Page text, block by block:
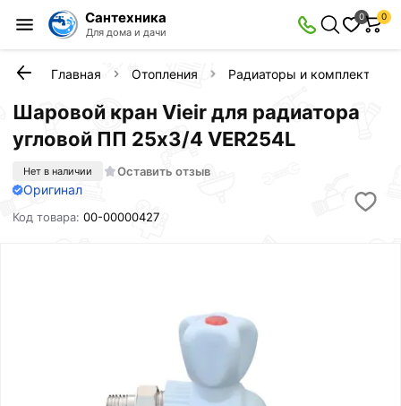
Сантехника
Для дома и дачи
0 0
Главная Отопления Радиаторы и
Шаровой кран Vieir для радиатора
угловой ПП 25х3/4 VER254L
Нет в наличии Оставить отзыв
Оригинал
Код товара:00-00000427